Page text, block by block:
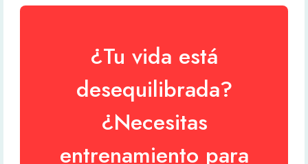
¿Tu vida está
desequilibrada?
¿Necesitas
entrenamiento para